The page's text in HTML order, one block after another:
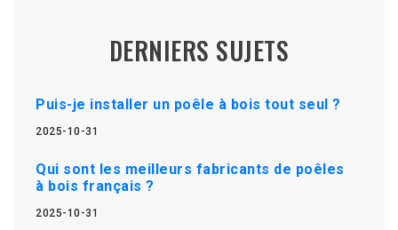
DERNIERS SUJETS
Puis-je installer un poêle à bois tout seul ?
2025-10-31
Qui sont les meilleurs fabricants de poêles
à bois français ?
2025-10-31